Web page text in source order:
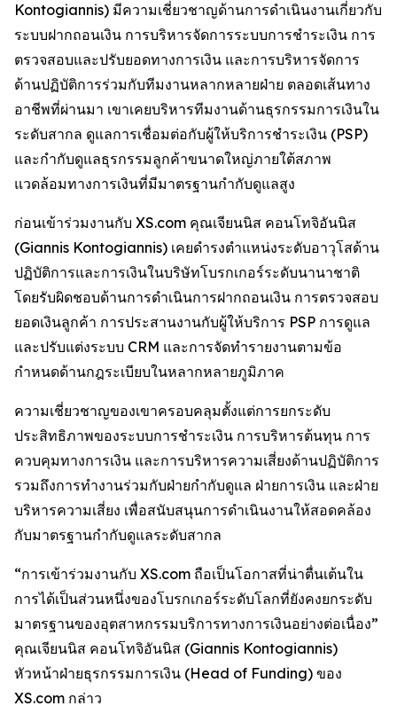
Kontogiannis) มีความเชี่ยวชาญด้านการดำเนินงานเกี่ยวกับ
ระบบฝากถอนเงิน การบริหารจัดการระบบการชำระเงิน การ
ตรวจสอบและปรับยอดทางการเงิน และการบริหารจัดการ
ด้านปฏิบัติการร่วมกับทีมงานหลากหลายฝ่าย ตลอดเส้นทาง
อาชีพที่ผ่านมา เขาเคยบริหารทีมงานด้านธุรกรรมการเงินใน
ระดับสากล ดูแลการเชื่อมต่อกับผู้ให้บริการชำระเงิน (PSP)
และกำกับดูแลธุรกรรมลูกค้าขนาดใหญ่ภายใต้สภาพ
แวดล้อมทางการเงินที่มีมาตรฐานกำกับดูแลสูง
ก่อนเข้าร่วมงานกับ XS.com คุณเจียนนิส คอนโทจิอันนิส
(Giannis Kontogiannis) เคยดำรงตำแหน่งระดับอาวุโสด้าน
ปฏิบัติการและการเงินในบริษัทโบรกเกอร์ระดับนานาชาติ
โดยรับผิดชอบด้านการดำเนินการฝากถอนเงิน การตรวจสอบ
ยอดเงินลูกค้า การประสานงานกับผู้ให้บริการ PSP การดูแล
และปรับแต่งระบบ CRM และการจัดทำรายงานตามข้อ
กำหนดด้านกฎระเบียบในหลากหลายภูมิภาค
ความเชี่ยวชาญของเขาครอบคลุมตั้งแต่การยกระดับ
ประสิทธิภาพของระบบการชำระเงิน การบริหารต้นทุน การ
ควบคุมทางการเงิน และการบริหารความเสี่ยงด้านปฏิบัติการ
รวมถึงการทำงานร่วมกับฝ่ายกำกับดูแล ฝ่ายการเงิน และฝ่าย
บริหารความเสี่ยง เพื่อสนับสนุนการดำเนินงานให้สอดคล้อง
กับมาตรฐานกำกับดูแลระดับสากล
“การเข้าร่วมงานกับ XS.com ถือเป็นโอกาสที่น่าตื่นเต้นใน
การได้เป็นส่วนหนึ่งของโบรกเกอร์ระดับโลกที่ยังคงยกระดับ
มาตรฐานของอุตสาหกรรมบริการทางการเงินอย่างต่อเนื่อง”
คุณเจียนนิส คอนโทจิอันนิส (Giannis Kontogiannis)
หัวหน้าฝ่ายธุรกรรมการเงิน (Head of Funding) ของ
XS.com กล่าว